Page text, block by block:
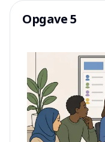
Opgave 5